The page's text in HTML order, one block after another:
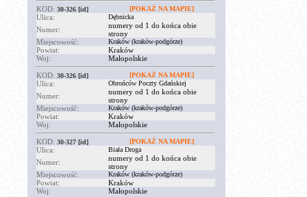
KOD: 30-326 [id] [POKAŻ NA MAPIE]
Ulica: Dębnicka
Numer:
numery od 1 do końca obie
strony
Miejscowość:
Kraków (kraków-podgórze)
Powiat:
Kraków
Woj:
Małopolskie
KOD: 30-326 [id] [POKAŻ NA MAPIE]
Ulica: Obrońców Poczty Gdańskiej
Numer:
numery od 1 do końca obie
strony
Miejscowość:
Kraków (kraków-podgórze)
Powiat:
Kraków
Woj:
Małopolskie
KOD: 30-327 [id] [POKAŻ NA MAPIE]
Ulica: Biała Droga
Numer:
numery od 1 do końca obie
strony
Miejscowość:
Kraków (kraków-podgórze)
Powiat:
Kraków
Woj:
Małopolskie